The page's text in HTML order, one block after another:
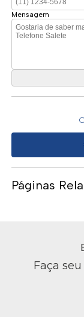
Mensagem
Páginas
Faça